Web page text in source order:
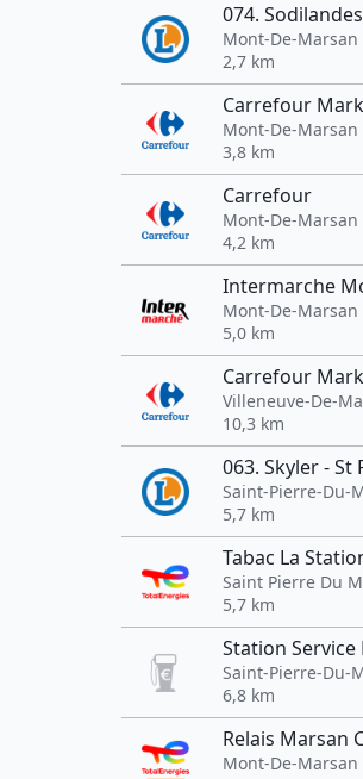
074.
Mont-De-Marsan
2,7 km
Carrefour
Mont-De-Marsan
3,8 km
Carrefour
Mont-De-Marsan
4,2 km
Intermarche
Mont-De-Marsan
5,0 km
Carrefour
Villeneuve-De-
10,3 km
063. Skyler - St
Saint-Pierre-Du-
5,7 km
Tabac La
Saint Pierre Du
5,7 km
Station
Saint-Pierre-Du-
6,8 km
Relais Marsan
Mont-De-Marsan